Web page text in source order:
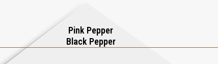
Pink Pepper
Black Pepper